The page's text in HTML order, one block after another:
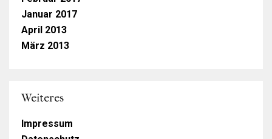
Januar 2017
April 2013
März 2013
Weiteres
Impressum